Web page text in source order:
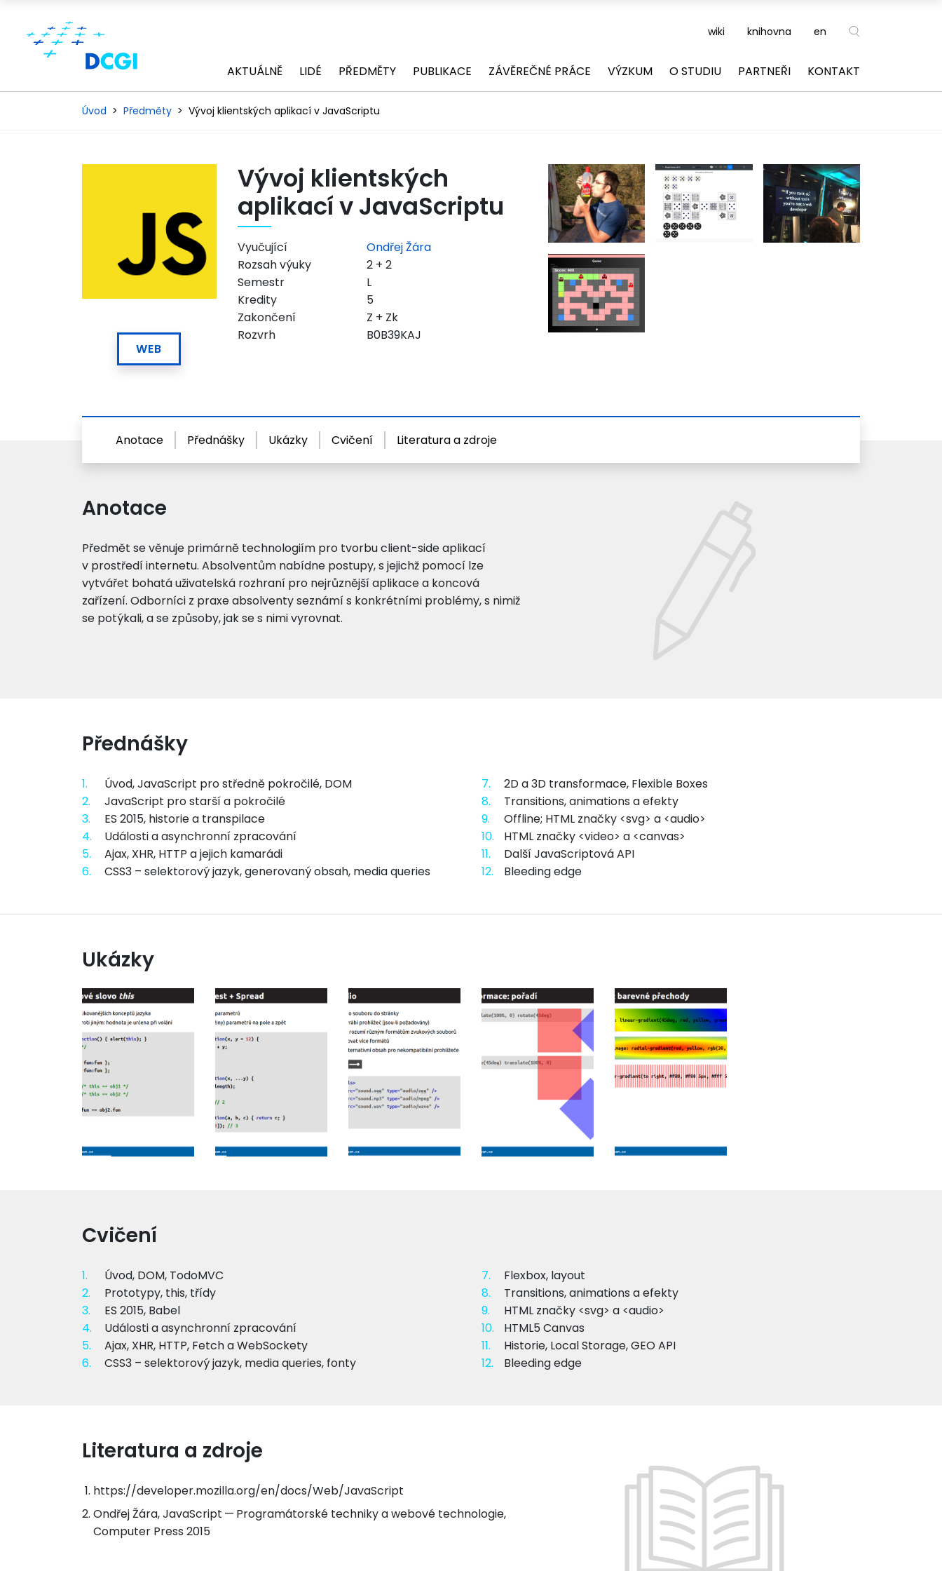
wiki knihovna en
AKTUÁLNĚ LIDÉ PŘEDMĚTY PUBLIKACE ZÁVĚREČNÉ PRÁCE VÝZKUM O STUDIU PARTNEŘI KONTAKT
Úvod Předměty Vývoj klientských aplikací v JavaScriptu
WEB
Vývoj klientských
aplikací v JavaScriptu
Vyučující
Ondřej Žára
Rozsah výuky
2 + 2
Semestr
L
Kredity
5
Zakončení
Z + Zk
Rozvrh
B0B39KAJ
Anotace Přednášky Ukázky Cvičení Literatura a zdroje
Anotace
Předmět se věnuje primárně technologiím pro tvorbu client-side aplikací
v prostředí internetu. Absolventům nabídne postupy, s jejichž pomocí lze
vytvářet bohatá uživatelská rozhraní pro nejrůznější aplikace a koncová
zařízení. Odborníci z praxe absolventy seznámí s konkrétními problémy, s nimiž
se potýkali, a se způsoby, jak se s nimi vyrovnat.
Přednášky
1.
Úvod, JavaScript pro středně pokročilé, DOM
2.
JavaScript pro starší a pokročilé
3.
ES 2015, historie a transpilace
4.
Události a asynchronní zpracování
5.
Ajax, XHR, HTTP a jejich kamarádi
6.
CSS3 – selektorový jazyk, generovaný obsah, media queries
7.
2D a 3D transformace, Flexible Boxes
8.
Transitions, animations a efekty
9.
Offline; HTML značky <svg> a <audio>
10.
HTML značky <video> a <canvas>
11.
Další JavaScriptová API
12.
Bleeding edge
Ukázky
Cvičení
1.
Úvod, DOM, TodoMVC
2.
Prototypy, this, třídy
3.
ES 2015, Babel
4.
Události a asynchronní zpracování
5.
Ajax, XHR, HTTP, Fetch a WebSockety
6.
CSS3 – selektorový jazyk, media queries, fonty
7.
Flexbox, layout
8.
Transitions, animations a efekty
9.
HTML značky <svg> a <audio>
10.
HTML5 Canvas
11.
Historie, Local Storage, GEO API
12.
Bleeding edge
Literatura a zdroje
https://developer.mozilla.org/en/docs/Web/JavaScript
Ondřej Žára, JavaScript — Programátorské techniky a webové technologie,
Computer Press 2015